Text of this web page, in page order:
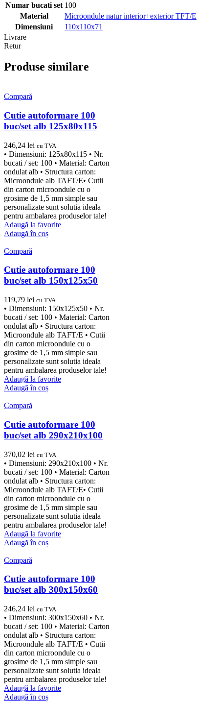
Numar bucati set 100
Material
Microondule natur interior+exterior TFT/E
Dimensiuni
110x110x71
Livrare
Retur
Produse similare
Compară
Cutie autoformare 100
buc/set alb 125x80x115
246,24 lei cu TVA
• Dimensiuni: 125x80x115 • Nr.
bucati / set: 100 • Material: Carton
ondulat alb • Structura carton:
Microondule alb TAFT/E• Cutii
din carton microondule cu o
grosime de 1,5 mm simple sau
personalizate sunt solutia ideala
pentru ambalarea produselor tale!
Adaugă la favorite
Adaugă în coș
Compară
Cutie autoformare 100
buc/set alb 150x125x50
119,79 lei cu TVA
• Dimensiuni: 150x125x50 • Nr.
bucati / set: 100 • Material: Carton
ondulat alb • Structura carton:
Microondule alb TAFT/E • Cutii
din carton microondule cu o
grosime de 1,5 mm simple sau
personalizate sunt solutia ideala
pentru ambalarea produselor tale!
Adaugă la favorite
Adaugă în coș
Compară
Cutie autoformare 100
buc/set alb 290x210x100
370,02 lei cu TVA
• Dimensiuni: 290x210x100 • Nr.
bucati / set: 100 • Material: Carton
ondulat alb • Structura carton:
Microondule alb TAFT/E• Cutii
din carton microondule cu o
grosime de 1,5 mm simple sau
personalizate sunt solutia ideala
pentru ambalarea produselor tale!
Adaugă la favorite
Adaugă în coș
Compară
Cutie autoformare 100
buc/set alb 300x150x60
246,24 lei cu TVA
• Dimensiuni: 300x150x60 • Nr.
bucati / set: 100 • Material: Carton
ondulat alb • Structura carton:
Microondule alb TAFT/E • Cutii
din carton microondule cu o
grosime de 1,5 mm simple sau
personalizate sunt solutia ideala
pentru ambalarea produselor tale!
Adaugă la favorite
Adaugă în coș